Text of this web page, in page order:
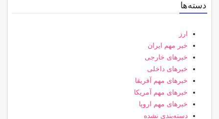
دسته‌ها
ارز
خبر مهم ایران
خبرهای خارجی
خبرهای داخلی
خبرهای مهم آفریقا
خبرهای مهم آمریکا
خبرهای مهم اروپا
دسته‌بندی نشده